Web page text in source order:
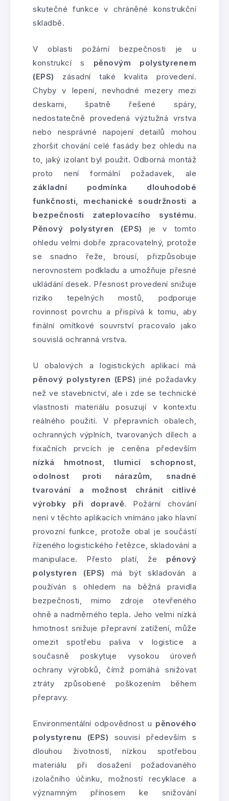
skutečné funkce v chráněné konstrukční
skladbě.
V oblasti požární bezpečnosti je u
konstrukcí s pěnovým polystyrenem
(EPS) zásadní také kvalita provedení.
Chyby v lepení, nevhodné mezery mezi
deskami, špatně řešené spáry,
nedostatečně provedená výztužná vrstva
nebo nesprávné napojení detailů mohou
zhoršit chování celé fasády bez ohledu na
to, jaký izolant byl použit. Odborná montáž
proto není formální požadavek, ale
základní podmínka dlouhodobé
funkčnosti, mechanické soudržnosti a
bezpečnosti zateplovacího systému.
Pěnový polystyren (EPS)
je v tomto
ohledu velmi dobře zpracovatelný, protože
se snadno řeže, brousí, přizpůsobuje
nerovnostem podkladu a umožňuje přesné
ukládání desek. Přesnost provedení snižuje
riziko tepelných mostů, podporuje
rovinnost povrchu a přispívá k tomu, aby
finální omítkové souvrství pracovalo jako
souvislá ochranná vrstva.
U obalových a logistických aplikací má
pěnový polystyren (EPS) jiné požadavky
než ve stavebnictví, ale i zde se technické
vlastnosti materiálu posuzují v kontextu
reálného použití. V přepravních obalech,
ochranných výplních, tvarovaných dílech a
fixačních prvcích je ceněna především
nízká hmotnost, tlumicí schopnost,
odolnost proti nárazům, snadné
tvarování a možnost chránit citlivé
výrobky při dopravě. Požární chování
není v těchto aplikacích vnímáno jako hlavní
provozní funkce, protože obal je součástí
řízeného logistického řetězce, skladování a
manipulace. Přesto platí, že pěnový
polystyren (EPS) má být skladován a
používán s ohledem na běžná pravidla
bezpečnosti, mimo zdroje otevřeného
ohně a nadměrného tepla. Jeho velmi nízká
hmotnost snižuje přepravní zatížení, může
omezit spotřebu paliva v logistice a
současně poskytuje vysokou úroveň
ochrany výrobků, čímž pomáhá snižovat
ztráty způsobené poškozením během
přepravy.
Environmentální odpovědnost u pěnového
polystyrenu (EPS) souvisí především s
dlouhou životností, nízkou spotřebou
materiálu při dosažení požadovaného
izolačního účinku, možností recyklace a
významným přínosem ke snižování